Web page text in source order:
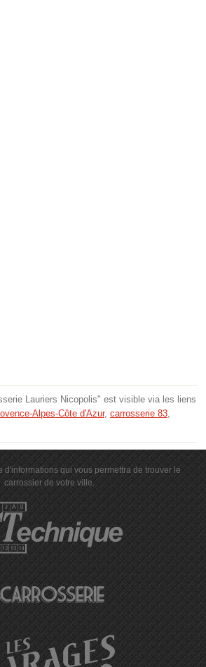
Lauriers Nicopolis" est visible via les liens
Alpes-Côte d'Azur, carrosserie 83,
d'informations qui vous permettra de trouver le
carrossier de votre ville.